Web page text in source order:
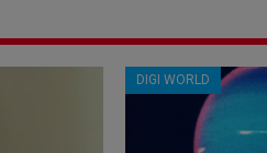
DIGI WORLD